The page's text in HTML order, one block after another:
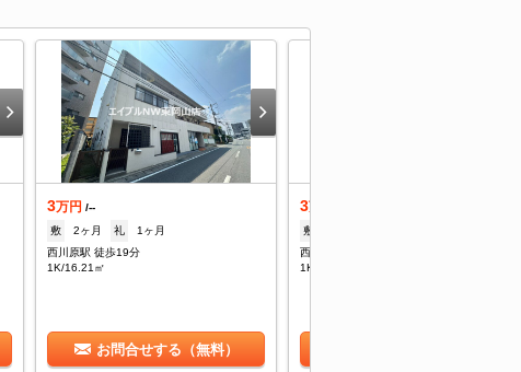
3万円 /--
敷
2ヶ月 礼
1ヶ月
西川原駅 徒歩19分
1K/16.21㎡
お問合せする（無料）
3
敷
西川原駅 徒歩19分
1K/16.21㎡